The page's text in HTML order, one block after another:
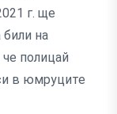
г. ще
на
полицай
в юмруците